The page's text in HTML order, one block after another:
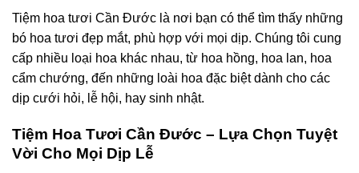
Tiệm hoa tươi Cần Đước là nơi bạn có thể tìm thấy những
bó hoa tươi đẹp mắt, phù hợp với mọi dịp. Chúng tôi cung
cấp nhiều loại hoa khác nhau, từ hoa hồng, hoa lan, hoa
cẩm chướng, đến những loài hoa đặc biệt dành cho các
dịp cưới hỏi, lễ hội, hay sinh nhật.
Tiệm Hoa Tươi Cần Đước – Lựa Chọn Tuyệt
Vời Cho Mọi Dịp Lễ